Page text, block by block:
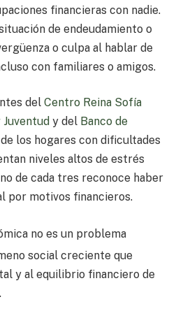
financieras con nadie.
de endeudamiento o
o culpa al hablar de
con familiares o amigos.
del Centro Reina Sofía
y del Banco de
los hogares con dificultades
niveles altos de estrés
de cada tres reconoce haber
por motivos financieros.
no es un problema
social creciente que
y al equilibrio financiero de